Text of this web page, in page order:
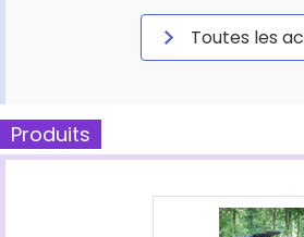
Toutes les
Produits